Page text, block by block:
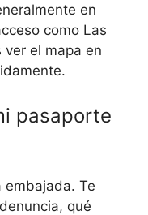
en
como Las
ver el mapa en
pasaporte
embajada. Te
qué